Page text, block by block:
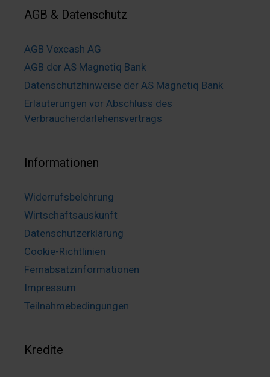
AGB & Datenschutz
AGB Vexcash AG
AGB der AS Magnetiq Bank
Datenschutzhinweise der AS Magnetiq Bank
Erläuterungen vor Abschluss des
Verbraucherdarlehensvertrags
Informationen
Widerrufsbelehrung
Wirtschaftsauskunft
Datenschutzerklärung
Cookie-Richtlinien
Fernabsatzinformationen
Impressum
Teilnahmebedingungen
Kredite